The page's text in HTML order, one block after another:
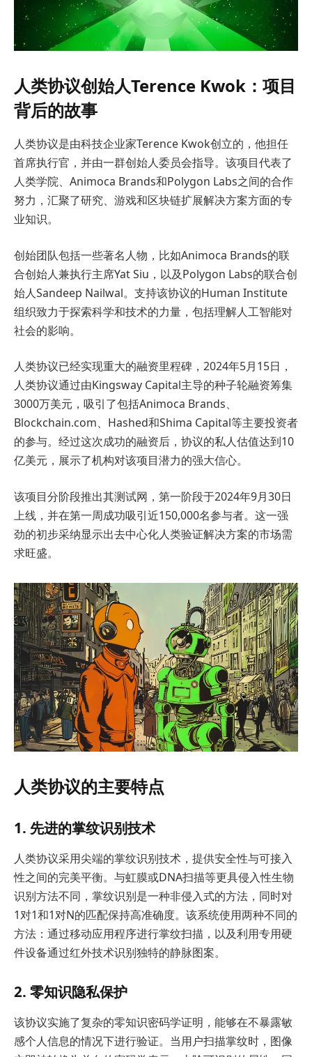
人类协议创始人Terence Kwok：项目
背后的故事
人类协议是由科技企业家Terence Kwok创立的，他担任
首席执行官，并由一群创始人委员会指导。该项目代表了
人类学院、Animoca Brands和Polygon Labs之间的合作
努力，汇聚了研究、游戏和区块链扩展解决方案方面的专
业知识。
创始团队包括一些著名人物，比如Animoca Brands的联
合创始人兼执行主席Yat Siu，以及Polygon Labs的联合创
始人Sandeep Nailwal。支持该协议的Human Institute
组织致力于探索科学和技术的力量，包括理解人工智能对
社会的影响。
人类协议已经实现重大的融资里程碑，2024年5月15日，
人类协议通过由Kingsway Capital主导的种子轮融资筹集
3000万美元，吸引了包括Animoca Brands、
Blockchain.com、Hashed和Shima Capital等主要投资者
的参与。经过这次成功的融资后，协议的私人估值达到10
亿美元，展示了机构对该项目潜力的强大信心。
该项目分阶段推出其测试网，第一阶段于2024年9月30日
上线，并在第一周成功吸引近150,000名参与者。这一强
劲的初步采纳显示出去中心化人类验证解决方案的市场需
求旺盛。
人类协议的主要特点
1. 先进的掌纹识别技术
人类协议采用尖端的掌纹识别技术，提供安全性与可接入
性之间的完美平衡。与虹膜或DNA扫描等更具侵入性生物
识别方法不同，掌纹识别是一种非侵入式的方法，同时对
1对1和1对N的匹配保持高准确度。该系统使用两种不同的
方法：通过移动应用程序进行掌纹扫描，以及利用专用硬
件设备通过红外技术识别独特的静脉图案。
2. 零知识隐私保护
该协议实施了复杂的零知识密码学证明，能够在不暴露敏
感个人信息的情况下进行验证。当用户扫描掌纹时，图像